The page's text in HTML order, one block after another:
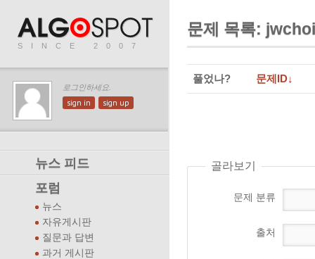
SINCE 2007
로그인하세요.
sign in sign up
뉴스 피드
포럼
뉴스
자유게시판
질문과 답변
과거 게시판
문제 목록:
풀었나? 문제ID↓
골라보기
문제 분류
출처